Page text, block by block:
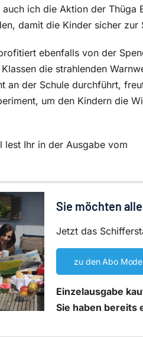
ich die Aktion der Thüga
damit die Kinder sicher zur
ebenfalls von der
die strahlenden
an der Schule durchführt,
um den Kindern die
lest Ihr in der Ausgabe vom
Sie möchten
Jetzt das
zu den Abo
Einzelausgabe
Sie haben bereits